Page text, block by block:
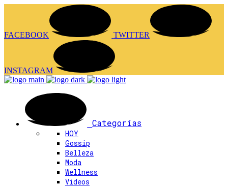
FACEBOOK TWITTER
INSTAGRAM
Categorías
HOY
Gossip
Belleza
Moda
Wellness
Videos